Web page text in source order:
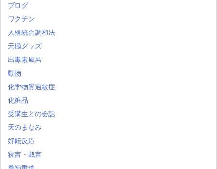
ブログ
ワクチン
人格統合調和法
元極グッズ
出毒素風呂
動物
化学物質過敏症
化粧品
受講生との会話
天のまなみ
好転反応
寝言・戯言